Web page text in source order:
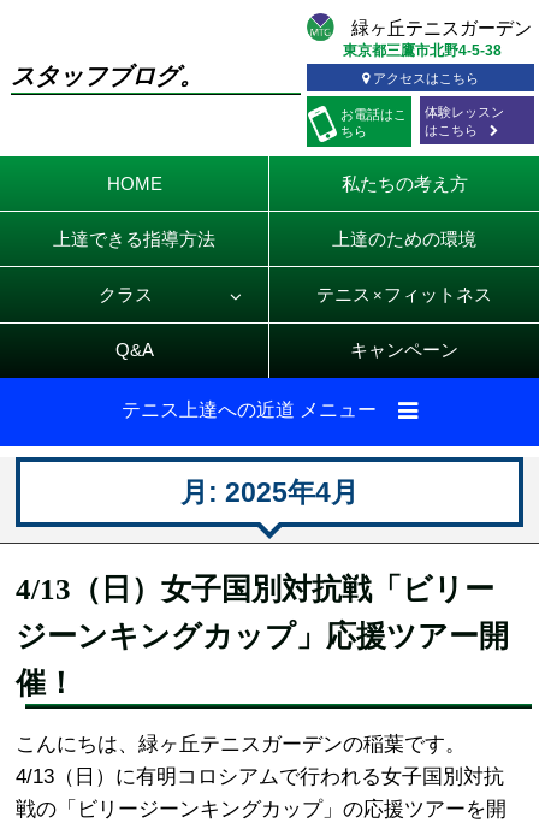
スタッフブログ。
お電話はこ
ちら
東京都三鷹市北野4-5-38
アクセスはこちら
体験レッスン
はこちら
HOME 私たちの考え方
上達できる指導方法 上達のための環境
クラス テニス × フィットネス
Q&A キャンペーン
テニス上達への近道 メニュー
月: 2025年4月
4/13（日）女子国別対抗戦「ビリー
ジーンキングカップ」応援ツアー開
催！
こんにちは、緑ヶ丘テニスガーデンの稲葉です。
4/13（日）に有明コロシアムで行われる女子国別対抗
戦の「ビリージーンキングカップ」の応援ツアーを開